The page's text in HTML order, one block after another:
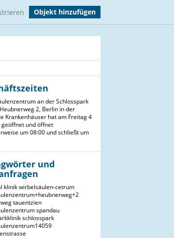
Objekt hinzufügen
an der Schlosspark
2, Berlin in der
Krankenhäuser hat am Freitag 4
geöffnet und öffnet
um 08:00 und schließt um
und
klinikwirbelsäulen-cetrum
tauentzien
spandau
schlosspark